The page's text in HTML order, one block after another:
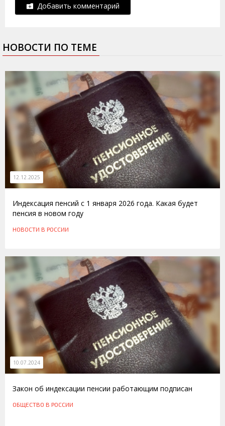
Добавить комментарий
НОВОСТИ ПО ТЕМЕ
12.12.2025
Индексация пенсий с 1 января 2026 года. Какая будет
пенсия в новом году
НОВОСТИ В РОССИИ
10.07.2024
Закон об индексации пенсии работающим подписан
ОБЩЕСТВО В РОССИИ